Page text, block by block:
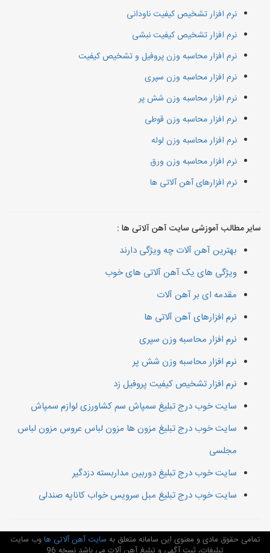
نرم افزار تشخیص کیفیت ناودانی
نرم افزار تشخیص کیفیت نبشی
نرم افزار محاسبه وزن پروفیل و تشخیص کیفیت
نرم افزار محاسبه وزن سپری
نرم افزار محاسبه وزن شش پر
نرم افزار محاسبه وزن قوطی
نرم افزار محاسبه وزن لوله
نرم افزار محاسبه وزن ورق
نرم افزارهای آهن آلاتی ها
سایر مطالب آموزشی سایت آهن آلاتی ها :
بهترین آهن آلات چه ویژگی دارند
ویژگی های یک آهن آلاتی های خوب
مقدمه ای بر آهن آلات
نرم افزارهای آهن آلاتی ها
نرم افزار محاسبه وزن سپری
نرم افزار محاسبه وزن شش پر
نرم افزار تشخیص کیفیت پروفیل زد
سایت خوب درج تبلیغ سمپاش سم کشاورزی لوازم سمپاش
سایت خوب درج تبلیغ مزون ها مزون لباس عروس مزون لباس
مجلسی
سایت خوب درج تبلیغ دوربین مداربسته دزدگیر
سایت خوب درج تبلیغ مبل سرویس خواب کاناپه صندلی
تمامی حقوق مادی و معنوی این سامانه متعلق به سایت آهن آلاتی هاوب سایت